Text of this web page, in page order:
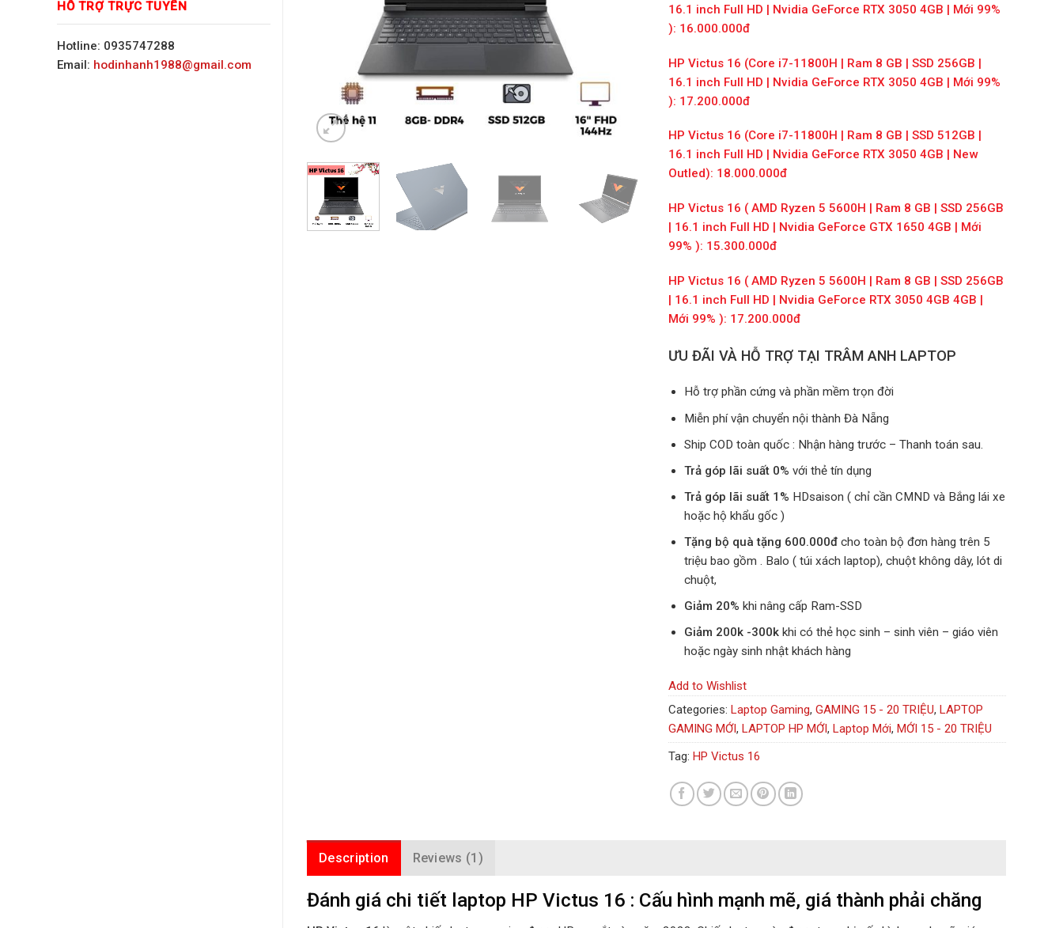
HỖ TRỢ TRỰC TUYẾN
Hotline: 0935747288
Email: hodinhanh1988@gmail.com
16.1 inch Full HD | Nvidia GeForce RTX 3050 4GB | Mới 99%
): 16.000.000đ
HP Victus 16 (Core i7-11800H | Ram 8 GB | SSD 256GB |
16.1 inch Full HD | Nvidia GeForce RTX 3050 4GB | Mới 99%
): 17.200.000đ
HP Victus 16 (Core i7-11800H | Ram 8 GB | SSD 512GB |
16.1 inch Full HD | Nvidia GeForce RTX 3050 4GB | New
Outled): 18.000.000đ
HP Victus 16 ( AMD Ryzen 5 5600H | Ram 8 GB | SSD 256GB
| 16.1 inch Full HD | Nvidia GeForce GTX 1650 4GB | Mới
99% ): 15.300.000đ
HP Victus 16 ( AMD Ryzen 5 5600H | Ram 8 GB | SSD 256GB
| 16.1 inch Full HD | Nvidia GeForce RTX 3050 4GB 4GB |
Mới 99% ): 17.200.000đ
ƯU ĐÃI VÀ HỖ TRỢ TẠI TRÂM ANH LAPTOP
Hỗ trợ phần cứng và phần mềm trọn đời
Miễn phí vận chuyển nội thành Đà Nẵng
Ship COD toàn quốc : Nhận hàng trước – Thanh toán sau.
Trả góp lãi suất 0% với thẻ tín dụng
Trả góp lãi suất 1% HDsaison ( chỉ cần CMND và Bắng lái xe
hoặc hộ khẩu gốc )
Tặng bộ quà tặng 600.000đ cho toàn bộ đơn hàng trên 5
triệu bao gồm . Balo ( túi xách laptop), chuột không dây, lót di
chuột,
Giảm 20% khi nâng cấp Ram-SSD
Giảm 200k -300k khi có thẻ học sinh – sinh viên – giáo viên
hoặc ngày sinh nhật khách hàng
Add to Wishlist
Categories: Laptop Gaming, GAMING 15 - 20 TRIỆU, LAPTOP
GAMING MỚI, LAPTOP HP MỚI, Laptop Mới, MỚI 15 - 20 TRIỆU
Tag: HP Victus 16
Description Reviews (1)
Đánh giá chi tiết laptop HP Victus 16 : Cấu hình mạnh mẽ, giá thành phải chăng